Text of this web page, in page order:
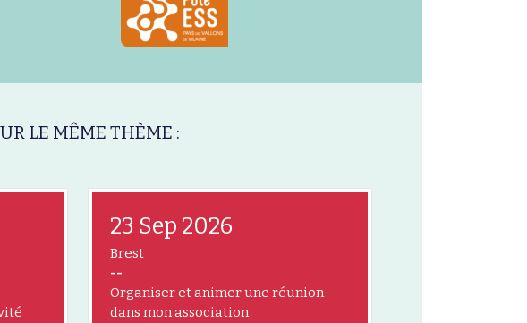
LE MÊME THÈME :
23 Sep 2026
Brest
--
Organiser et animer une réunion
dans mon association